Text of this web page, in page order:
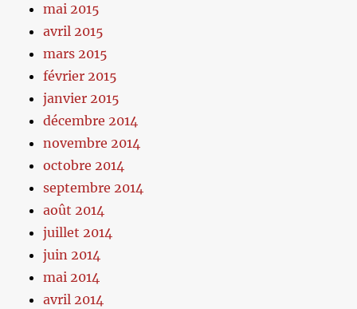
mai 2015
avril 2015
mars 2015
février 2015
janvier 2015
décembre 2014
novembre 2014
octobre 2014
septembre 2014
août 2014
juillet 2014
juin 2014
mai 2014
avril 2014